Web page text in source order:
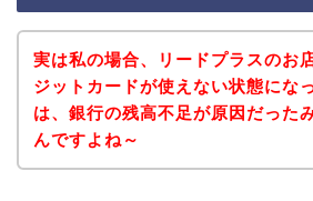
実は私の場合、リードプラスのお
ジットカードが使えない状態にな
は、銀行の残高不足が原因だった
んですよね～